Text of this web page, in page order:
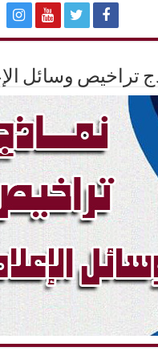
تراخيص وسائل